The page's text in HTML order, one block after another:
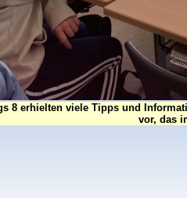
8 erhielten viele Tipps und
vor, das